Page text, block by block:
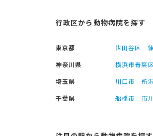
行政区から動物病院を探す
東京都 世田谷区
神奈川県
横浜市青葉
埼玉県
川口市 所
千葉県
船橋市 市